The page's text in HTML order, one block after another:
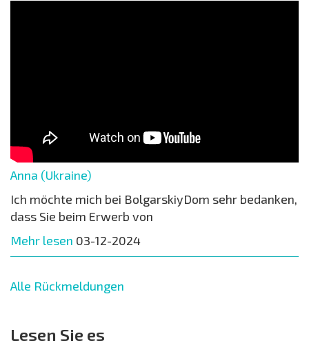
Anna (Ukraine)
Ich möchte mich bei BolgarskiyDom sehr bedanken,
dass Sie beim Erwerb von
Mehr lesen 03-12-2024
Alle Rückmeldungen
Lesen Sie es